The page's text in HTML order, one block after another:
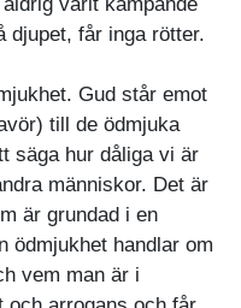
djupet, får inga rötter.
Gud står emot
till de ödmjuka
säga hur dåliga vi är
människor. Det är
är grundad i en
ödmjukhet handlar om
vem man är i